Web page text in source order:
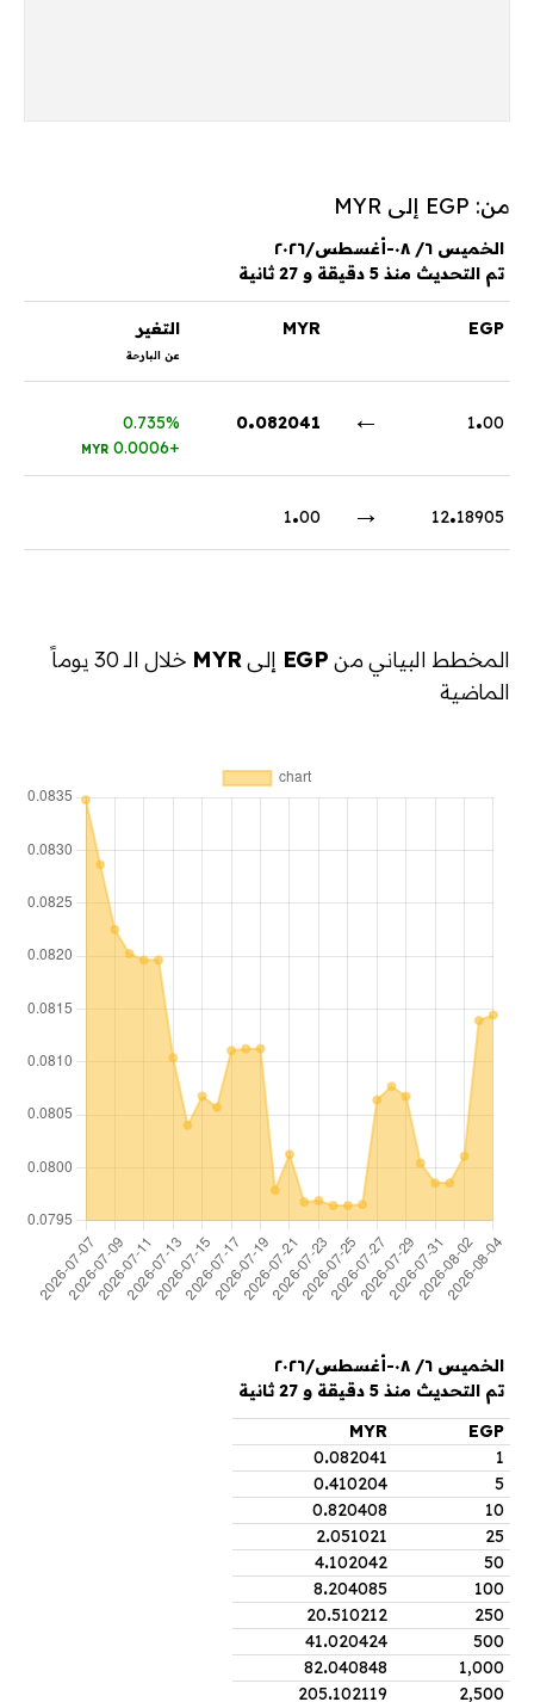
من: EGP إلى MYR
الخميس ٦/ ٠٨-أغسطس/٢٠٢٦
تم التحديث منذ 5 دقيقة و 27 ثانية
EGP
MYR التغير
عن البارحة
1.00
←
0.082041
0.735%
+0.0006
MYR
12.18905
→
1.00
المخطط البياني من EGP إلىMYR
خلال الـ 30 يوماً
الماضية
الخميس ٦/ ٠٨-أغسطس/٢٠٢٦
تم التحديث منذ 5 دقيقة و 27 ثانية
EGP
MYR
1
0.082041
5
0.410204
10
0.820408
25
2.051021
50
4.102042
100
8.204085
250
20.510212
500
41.020424
1,000
82.040848
2,500
205.102119